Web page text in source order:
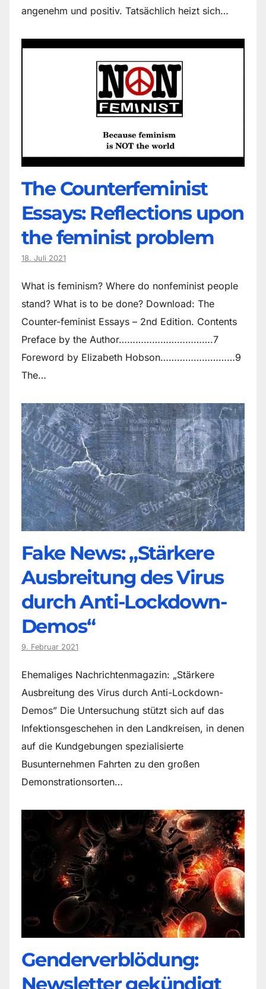
angenehm und positiv. Tatsächlich heizt sich…
The Counter­feminist
Essays: Reflections upon
the feminist problem
18. Juli 2021
What is feminism? Where do non­feminist people
stand? What is to be done? Download: The
Counter-feminist Essays – 2nd Edition. Contents
Preface by the Author…………………………….7
Foreword by Elizabeth Hobson………………………9
The…
Fake News: „Stärkere
Ausbreitung des Virus
durch Anti-Lockdown-
Demos“
9. Februar 2021
Ehemaliges Nachrichtenmagazin: „Stärkere
Ausbreitung des Virus durch Anti-Lockdown-
Demos” Die Untersuchung stützt sich auf das
Infektionsgeschehen in den Landkreisen, in denen
auf die Kundgebungen spezialisierte
Busunternehmen Fahrten zu den großen
Demonstrationsorten…
Genderverblödung:
Newsletter gekündigt